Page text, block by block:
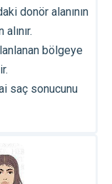
donör alanının
bölgeye
saç sonucunu